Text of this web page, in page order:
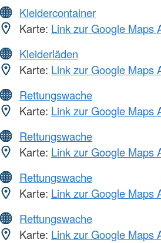
Kleidercontainer
Karte: Link zur Google Maps
Kleiderläden
Karte: Link zur Google Maps
Rettungswache
Karte: Link zur Google Maps
Rettungswache
Karte: Link zur Google Maps
Rettungswache
Karte: Link zur Google Maps
Rettungswache
Karte: Link zur Google Maps